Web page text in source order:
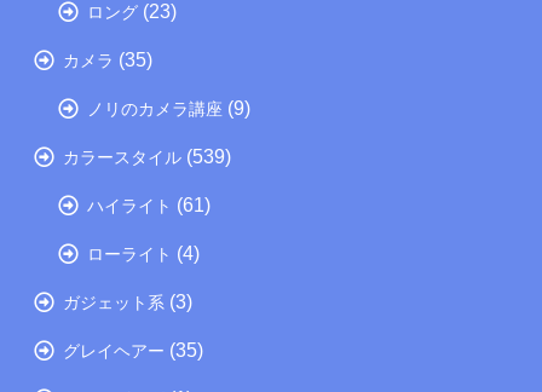
ロング (23)
カメラ (35)
ノリのカメラ講座 (9)
カラースタイル (539)
ハイライト (61)
ローライト (4)
ガジェット系 (3)
グレイヘアー (35)